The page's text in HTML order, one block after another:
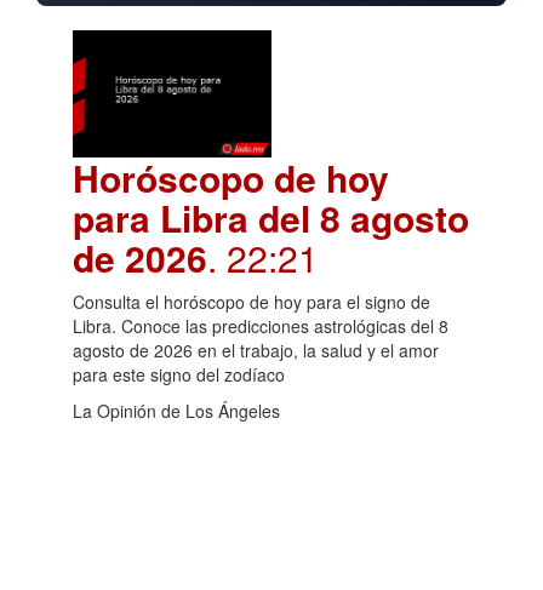
Horóscopo de hoy
para Libra del 8 agosto
de 2026. 22:21
Consulta el horóscopo de hoy para el signo de
Libra. Conoce las predicciones astrológicas del 8
agosto de 2026 en el trabajo, la salud y el amor
para este signo del zodíaco
La Opinión de Los Ángeles